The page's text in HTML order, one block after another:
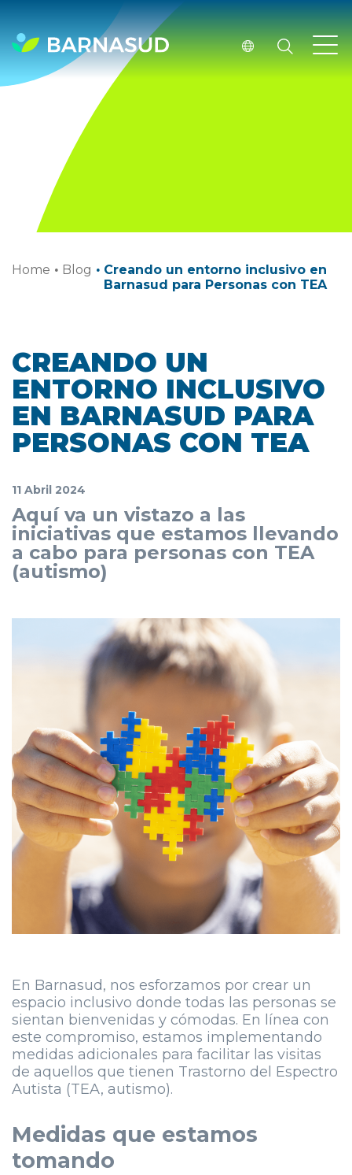
Home · Blog · Creando un entorno inclusivo en
Barnasud para Personas con TEA
CREANDO UN
ENTORNO INCLUSIVO
EN BARNASUD PARA
PERSONAS CON TEA
11 Abril 2024
Aquí va un vistazo a las
iniciativas que estamos llevando
a cabo para personas con TEA
(autismo)
En Barnasud, nos esforzamos por crear un
espacio inclusivo donde todas las personas se
sientan bienvenidas y cómodas. En línea con
este compromiso, estamos implementando
medidas adicionales para facilitar las visitas
de aquellos que tienen Trastorno del Espectro
Autista (TEA, autismo).
Medidas que estamos
tomando